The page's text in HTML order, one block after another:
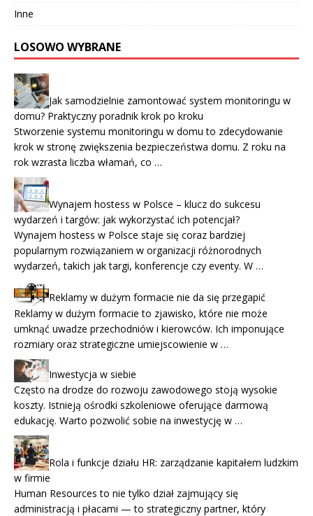
Inne
LOSOWO WYBRANE
Jak samodzielnie zamontować system monitoringu w
domu? Praktyczny poradnik krok po kroku
Stworzenie systemu monitoringu w domu to zdecydowanie
krok w stronę zwiększenia bezpieczeństwa domu. Z roku na
rok wzrasta liczba włamań, co …
Wynajem hostess w Polsce – klucz do sukcesu
wydarzeń i targów: jak wykorzystać ich potencjał?
Wynajem hostess w Polsce staje się coraz bardziej
popularnym rozwiązaniem w organizacji różnorodnych
wydarzeń, takich jak targi, konferencje czy eventy. W …
Reklamy w dużym formacie nie da się przegapić
Reklamy w dużym formacie to zjawisko, które nie może
umknąć uwadze przechodniów i kierowców. Ich imponujące
rozmiary oraz strategiczne umiejscowienie w …
Inwestycja w siebie
Często na drodze do rozwoju zawodowego stoją wysokie
koszty. Istnieją ośrodki szkoleniowe oferujące darmową
edukację. Warto pozwolić sobie na inwestycję w …
Rola i funkcje działu HR: zarządzanie kapitałem ludzkim
w firmie
Human Resources to nie tylko dział zajmujący się
administracją i płacami — to strategiczny partner, który